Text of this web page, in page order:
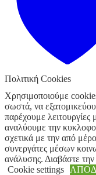
2 σε απόθεμα
Uncategorized
Korres Relaxing
Πολιτική Cookies
Χρησιμοποιούμε
σωστά, να
παρέχουμε
αναλύουμε την
σχετικά με την από
συνεργάτες μέσων
ανάλυσης. Διαβάστε
Cookie settings